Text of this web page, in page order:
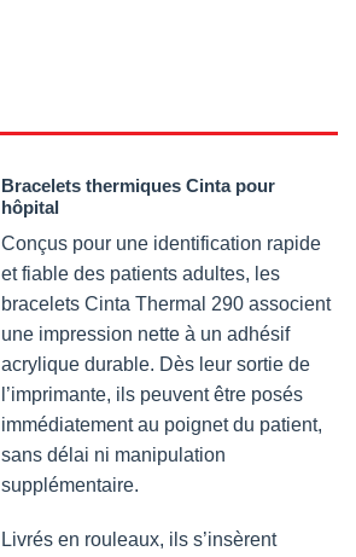
Bracelets thermiques Cinta pour
hôpital
Conçus pour une identification rapide
et fiable des patients adultes, les
bracelets Cinta Thermal 290 associent
une impression nette à un adhésif
acrylique durable. Dès leur sortie de
l’imprimante, ils peuvent être posés
immédiatement au poignet du patient,
sans délai ni manipulation
supplémentaire.
Livrés en rouleaux, ils s’insèrent